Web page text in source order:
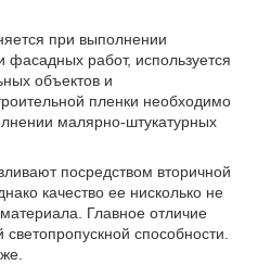
при выполнении
работ, используется
объектов и
пленки необходимо
малярно-штукатурных
посредством вторичной
качество ее нисколько не
материала. Главное отличие
способности.